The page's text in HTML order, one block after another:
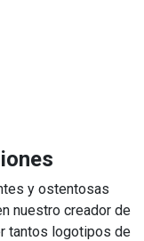
y ostentosas
nuestro creador de
tantos logotipos de